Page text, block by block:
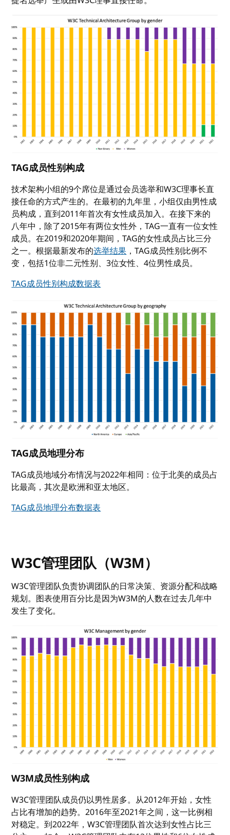
TAG成员性别构成
技术架构小组的9个席位是通过会员选举和W3C理事长直
接任命的方式产生的。在最初的九年里，小组仅由男性成
员构成，直到2011年首次有女性成员加入。在接下来的
八年中，除了2015年有两位女性外，TAG一直有一位女性
成员。在2019和2020年期间，TAG的女性成员占比三分
之一。根据最新发布的选举结果，TAG成员性别比例不
变，包括1位非二元性别、3位女性、4位男性成员。
TAG成员性别构成数据表
TAG成员地理分布
TAG成员地域分布情况与2022年相同：位于北美的成员占
比最高，其次是欧洲和亚太地区。
TAG成员地理分布数据表
W3C管理团队（W3M）
W3C管理团队负责协调团队的日常决策、资源分配和战略
规划。图表使用百分比是因为W3M的人数在过去几年中
发生了变化。
W3M成员性别构成
W3C管理团队成员仍以男性居多。从2012年开始，女性
占比有增加的趋势。2016年至2021年之间，这一比例相
对稳定。到2022年，W3C管理团队首次达到女性占比三